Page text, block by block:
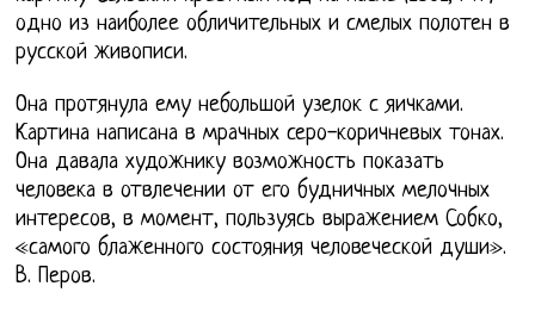
одно из наиболее обличительных и смелых полотен в
русской живописи.
Она протянула ему небольшой узелок с яичками.
Картина написана в мрачных серо-коричневых тонах.
Она давала художнику возможность показать
человека в отвлечении от его будничных мелочных
интересов, в момент, пользуясь выражением Собко,
«самого блаженного состояния человеческой души».
В. Перов.